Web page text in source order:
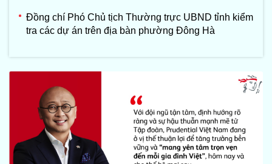
Đồng chí Phó Chủ tịch Thường trực UBND tỉnh kiểm
tra các dự án trên địa bàn phường Đông Hà